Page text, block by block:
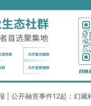
| 公开融资事件12起；幻